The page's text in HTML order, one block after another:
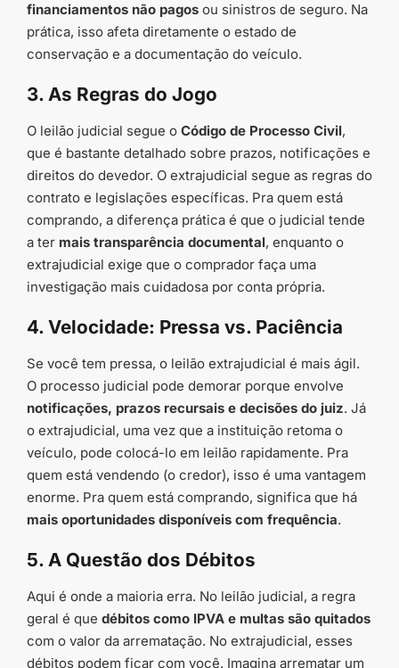
financiamentos não pagos ou sinistros de seguro. Na
prática, isso afeta diretamente o estado de
conservação e a documentação do veículo.
3. As Regras do Jogo
O leilão judicial segue o Código de Processo Civil,
que é bastante detalhado sobre prazos, notificações e
direitos do devedor. O extrajudicial segue as regras do
contrato e legislações específicas. Pra quem está
comprando, a diferença prática é que o judicial tende
a ter mais transparência documental, enquanto o
extrajudicial exige que o comprador faça uma
investigação mais cuidadosa por conta própria.
4. Velocidade: Pressa vs. Paciência
Se você tem pressa, o leilão extrajudicial é mais ágil.
O processo judicial pode demorar porque envolve
notificações, prazos recursais e decisões do juiz. Já
o extrajudicial, uma vez que a instituição retoma o
veículo, pode colocá-lo em leilão rapidamente. Pra
quem está vendendo (o credor), isso é uma vantagem
enorme. Pra quem está comprando, significa que há
mais oportunidades disponíveis com frequência.
5. A Questão dos Débitos
Aqui é onde a maioria erra. No leilão judicial, a regra
geral é que débitos como IPVA e multas são quitados
com o valor da arrematação. No extrajudicial, esses
débitos podem ficar com você. Imagina arrematar um